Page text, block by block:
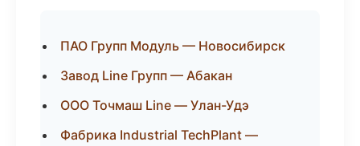
ПАО Групп Модуль — Новосибирск
Завод Line Групп — Абакан
ООО Точмаш Line — Улан-Удэ
Фабрика Industrial TechPlant —